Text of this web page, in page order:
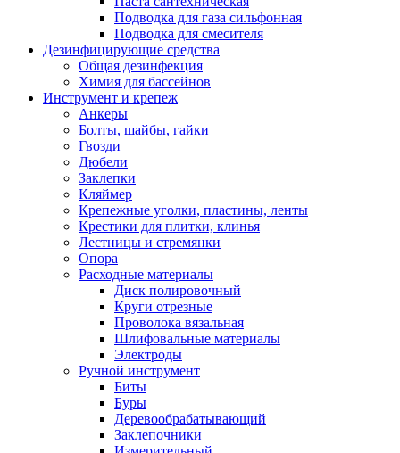
Подводка для газа сильфонная
Подводка для смесителя
Дезинфицирующие средства
Общая дезинфекция
Химия для бассейнов
Инструмент и крепеж
Анкеры
Болты, шайбы, гайки
Гвозди
Дюбели
Заклепки
Кляймер
Крепежные уголки, пластины, ленты
Крестики для плитки, клинья
Лестницы и стремянки
Опора
Расходные материалы
Диск полировочный
Круги отрезные
Проволока вязальная
Шлифовальные материалы
Электроды
Ручной инструмент
Биты
Буры
Деревообрабатывающий
Заклепочники